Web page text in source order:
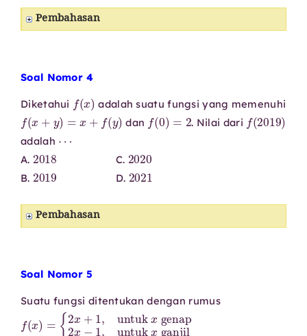
Pembahasan
Soal Nomor 4
Diketahui
f(x )
adalah suatu fungsi yang memenuhi
f(x = + ( y
dan
f(0)
. Nilai dari
f(2019
adalah
⋯
A.
2018
C.
2020
B.
2019
D.
2021
Pembahasan
Soal Nomor 5
Suatu fungsi ditentukan dengan rumus
f(x )
{2 + untuk x genap2x−1,untuk